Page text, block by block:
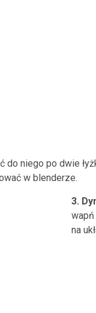
do niego po dwie
w blenderze.
3.
na